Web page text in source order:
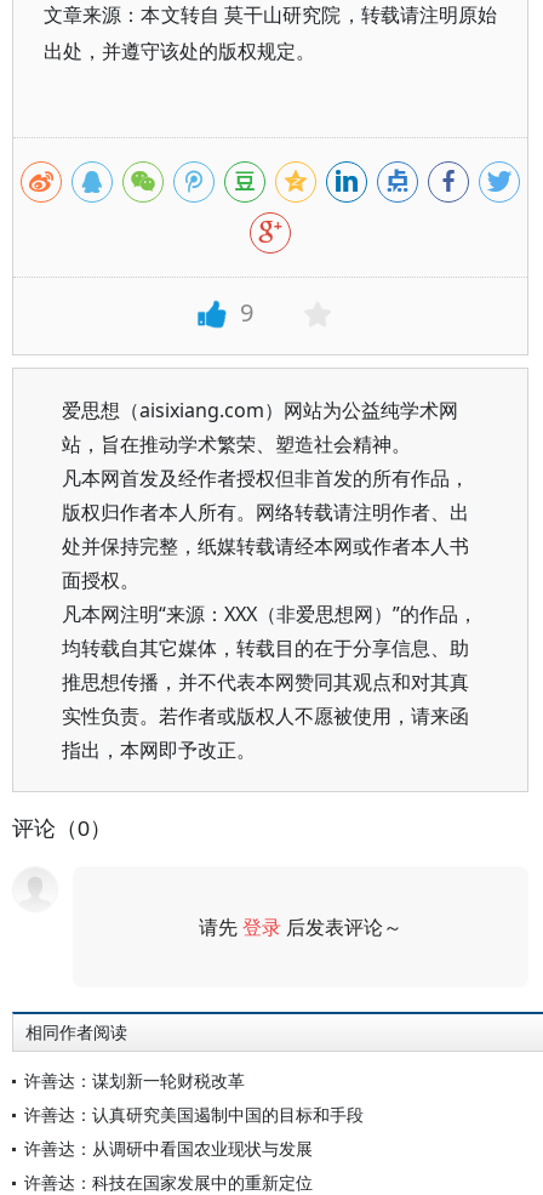
文章来源：本文转自 莫干山研究院，转载请注明原始
出处，并遵守该处的版权规定。
9
爱思想（aisixiang.com）网站为公益纯学术网
站，旨在推动学术繁荣、塑造社会精神。
凡本网首发及经作者授权但非首发的所有作品，
版权归作者本人所有。网络转载请注明作者、出
处并保持完整，纸媒转载请经本网或作者本人书
面授权。
凡本网注明“来源：XXX（非爱思想网）”的作品，
均转载自其它媒体，转载目的在于分享信息、助
推思想传播，并不代表本网赞同其观点和对其真
实性负责。若作者或版权人不愿被使用，请来函
指出，本网即予改正。
评论（0）
请先登录 后发表评论～
相同作者阅读
许善达：谋划新一轮财税改革
许善达：认真研究美国遏制中国的目标和手段
许善达：从调研中看国农业现状与发展
许善达：科技在国家发展中的重新定位